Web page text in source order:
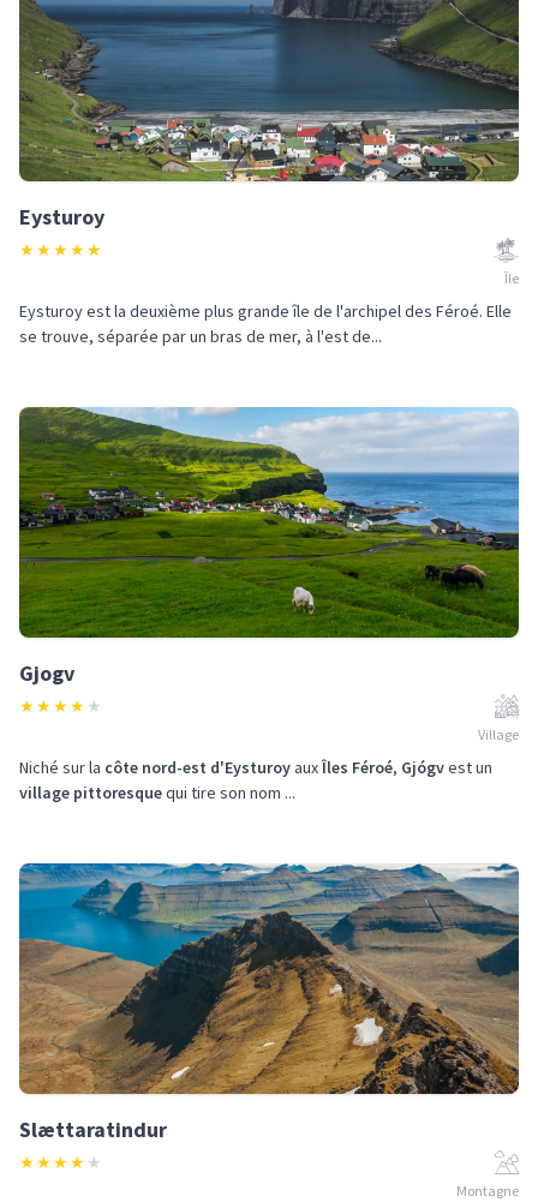
Eysturoy
★★★★★
Île
Eysturoy est la deuxième plus grande île de l'archipel des Féroé. Elle
se trouve, séparée par un bras de mer, à l'est de...
Gjogv
★★★★ ★
Village
Niché sur la côte nord-est d'EysturoyauxÎles Féroé, Gjógvest un
village pittoresquequi tire son nom ...
Slættaratindur
★★★★ ★
Montagne